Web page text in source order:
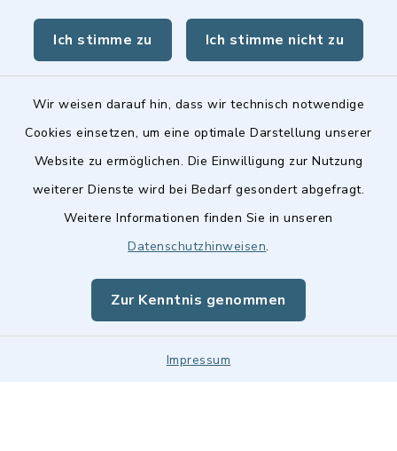
Ich stimme zu Ich stimme nicht zu
Wir weisen darauf hin, dass wir technisch notwendige
Cookies einsetzen, um eine optimale Darstellung unserer
Website zu ermöglichen. Die Einwilligung zur Nutzung
weiterer Dienste wird bei Bedarf gesondert abgefragt.
Weitere Informationen finden Sie in unseren
Datenschutzhinweisen.
Zur Kenntnis genommen
Impressum
Landkreis Fürth
Barrierefreiheit
Impressum
Sitemap